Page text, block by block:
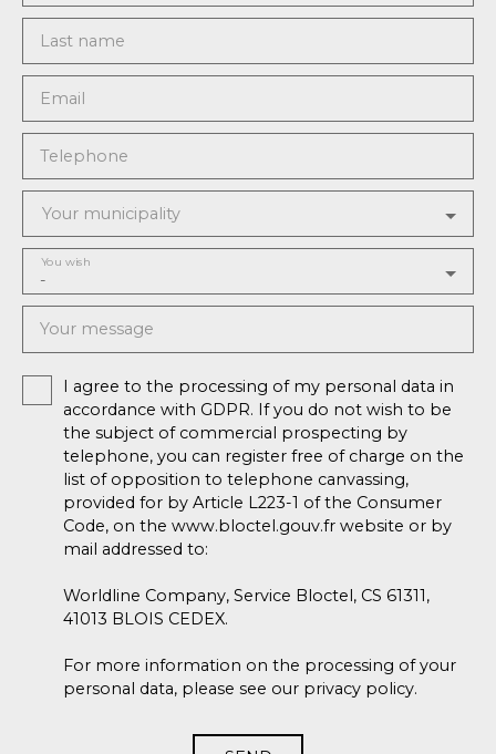
Last name
Email
Telephone
Your municipality
-
You wish
Your message
I agree to the processing of my personal data in
accordance with GDPR. If you do not wish to be
the subject of commercial prospecting by
telephone, you can register free of charge on the
list of opposition to telephone canvassing,
provided for by Article L223-1 of the Consumer
Code, on the www.bloctel.gouv.fr website or by
mail addressed to:
Worldline Company, Service Bloctel, CS 61311,
41013 BLOIS CEDEX.
For more information on the processing of your
personal data, please see our privacy policy.